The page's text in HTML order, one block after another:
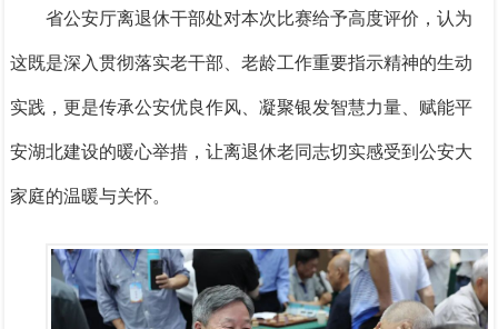
省公安厅离退休干部处对本次比赛给予高度评价，认为
这既是深入贯彻落实老干部、老龄工作重要指示精神的生动
实践，更是传承公安优良作风、凝聚银发智慧力量、赋能平
安湖北建设的暖心举措，让离退休老同志切实感受到公安大
家庭的温暖与关怀。